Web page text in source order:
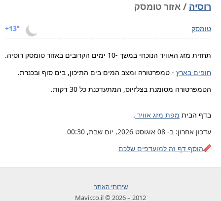
רוסיה / אזור טומסק
+13° טומסק
תחזית מזג האוויר הנוכחי במשך -10 ימים הקרובים באזור טומסק רוסיה.
חופים בארץ - טמפרטורה ומצב המים בים התיכון, בים סוף ובכנרת.
הטמפרטורה מסומנת בצלזיוס, המתעדכנת כל 30 דקות.
בדף הבית מפת מזג אוויר .
עדכון אחרון: ב- 08 אוגוסט 2026, יום שבת, 00:30
הוסף דף זה למועדפים שלכם
שירותי האתר
2012 – 2026 © Mavir.co.il